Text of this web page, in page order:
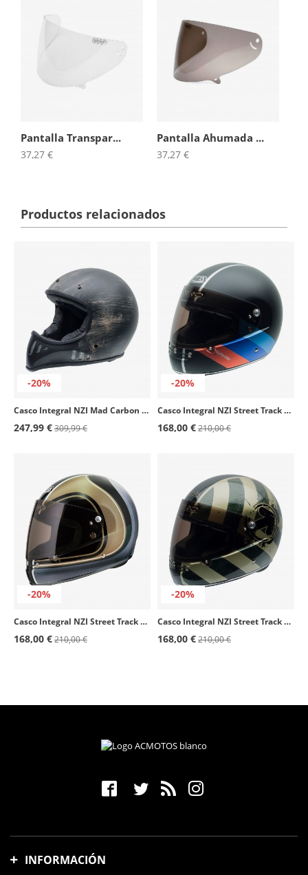
Pantalla Transpar...
37,27 €
Pantalla Ahumada ...
37,27 €
Productos relacionados
-20%
Casco Integral NZI Mad Carbon Negro Oxidado
247,99 €309,99 €
-20%
Casco Integral NZI Street Track 4 B-Saferiders Mate
168,00 €210,00 €
-20%
Casco Integral NZI Street Track 4 Latón
168,00 €210,00 €
-20%
Casco Integral NZI Street Track 4 Arrow
168,00 €210,00 €
INFORMACIÓN